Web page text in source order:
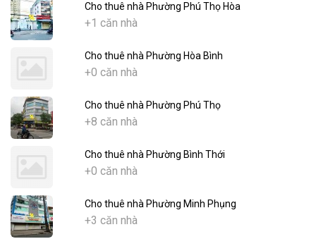
Cho thuê nhà Phường Phú Thọ Hòa
+1 căn nhà
Cho thuê nhà Phường Hòa Bình
+0 căn nhà
Cho thuê nhà Phường Phú Thọ
+8 căn nhà
Cho thuê nhà Phường Bình Thới
+0 căn nhà
Cho thuê nhà Phường Minh Phụng
+3 căn nhà